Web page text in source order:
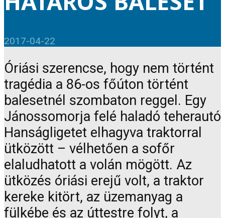
2017-04-22
Óriási szerencse, hogy nem történt
tragédia a 86-os főúton történt
balesetnél szombaton reggel. Egy
Jánossomorja felé haladó teherautó
Hanságligetet elhagyva traktorral
ütközött – vélhetően a sofőr
elaludhatott a volán mögött. Az
ütközés óriási erejű volt, a traktor
kereke kitört, az üzemanyag a
fülkébe és az úttestre folyt, a